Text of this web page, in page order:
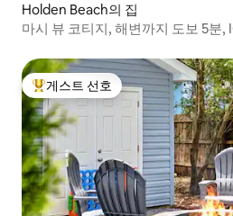
Holden Beach의 집
마시 뷰 코티지, 해변까지 도보 5분,
상위 게스트 선호
게스트 선호